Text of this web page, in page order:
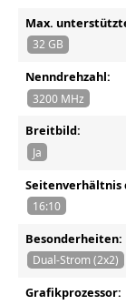
Max.
32 GB
Nenndrehzahl:
3200 MHz
Breitbild:
Ja
Seitenverhältnis
16:10
Besonderheiten:
Dual-Strom (2x2)
Grafikprozessor: